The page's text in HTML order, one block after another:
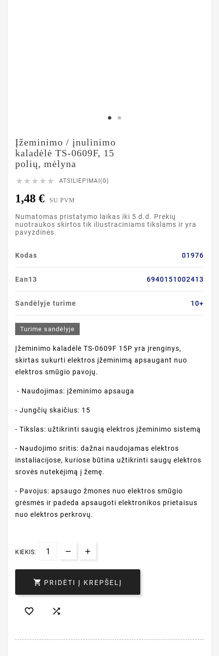
Įžeminimo / įnulinimo
kaladėlė TS-0609F, 15
polių, mėlyna
     ATSILIEPIMAI(0)
1,48 € SU PVM
Numatomas pristatymo laikas iki 5 d.d. Prekių
nuotraukos skirtos tik iliustraciniams tikslams ir yra
pavyzdinės.
Kodas 01976
Ean13 6940151002413
Sandėlyje turime 10+
Turime sandėlyje
Įžeminimo kaladėlė TS-0609F 15P yra įrenginys,
skirtas sukurti elektros įžeminimą apsaugant nuo
elektros smūgio pavojų.
- Naudojimas: įžeminimo apsauga
- Jungčių skaičius: 15
- Tikslas: užtikrinti saugią elektros įžeminimo sistemą
- Naudojimo sritis: dažnai naudojamas elektros
instaliacijose, kuriose būtina užtikrinti saugų elektros
srovės nutekėjimą į žemę.
- Pavojus: apsaugo žmones nuo elektros smūgio
grėsmės ir padeda apsaugoti elektronikos prietaisus
nuo elektros perkrovų.
KIEKIS:
 PRIDĖTI Į KREPŠELĮ
 